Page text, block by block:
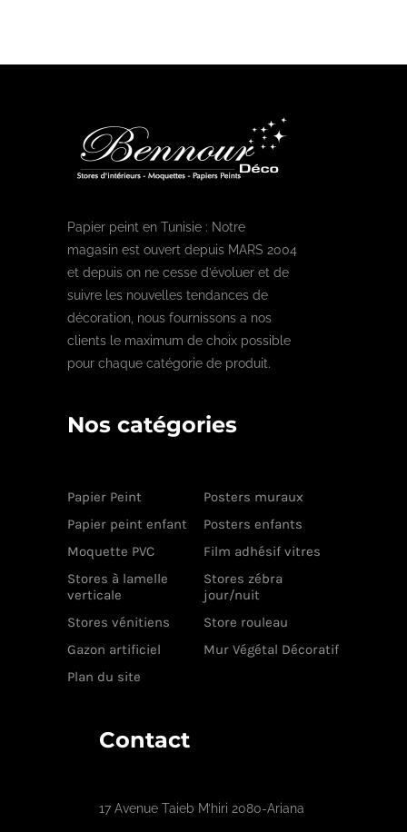
Papier peint en Tunisie : Notre
magasin est ouvert depuis MARS 2004
et depuis on ne cesse d’évoluer et de
suivre les nouvelles tendances de
décoration, nous fournissons a nos
clients le maximum de choix possible
pour chaque catégorie de produit.
Nos catégories
Papier Peint
Posters muraux
Papier peint enfant
Posters enfants
Moquette PVC
Film adhésif vitres
Stores à lamelle
verticale
Stores zébra
jour/nuit
Stores vénitiens
Store rouleau
Gazon artificiel
Mur Végétal Décoratif
Plan du site
Contact
17 Avenue Taieb M’hiri 2080-Ariana